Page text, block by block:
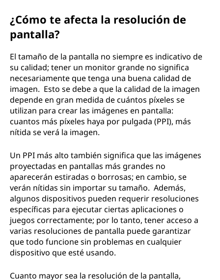
¿Cómo te afecta la resolución de
pantalla?
El tamaño de la pantalla no siempre es indicativo de
su calidad; tener un monitor grande no significa
necesariamente que tenga una buena calidad de
imagen. Esto se debe a que la calidad de la imagen
depende en gran medida de cuántos píxeles se
utilizan para crear las imágenes en pantalla:
cuantos más píxeles haya por pulgada (PPI), más
nítida se verá la imagen.
Un PPI más alto también significa que las imágenes
proyectadas en pantallas más grandes no
aparecerán estiradas o borrosas; en cambio, se
verán nítidas sin importar su tamaño. Además,
algunos dispositivos pueden requerir resoluciones
específicas para ejecutar ciertas aplicaciones o
juegos correctamente; por lo tanto, tener acceso a
varias resoluciones de pantalla puede garantizar
que todo funcione sin problemas en cualquier
dispositivo que esté usando.
Cuanto mayor sea la resolución de la pantalla,